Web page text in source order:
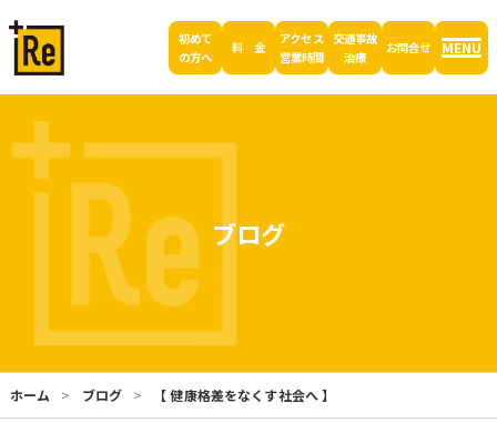
初めて
の方へ
料 金
アクセス
営業時間
交通事故
治療
お問合せ MENU
ブログ
ホーム ブログ 【 健康格差をなくす社会へ 】